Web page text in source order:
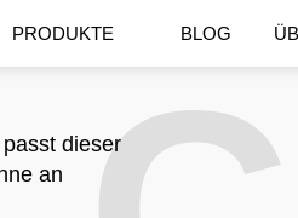
PRODUKTE BLOG
dieser
an